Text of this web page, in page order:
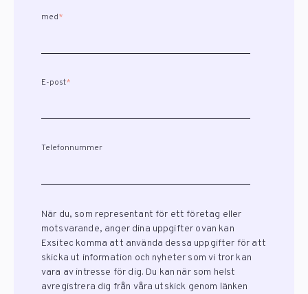
med*
E-post*
Telefonnummer
När du, som representant för ett företag eller
motsvarande, anger dina uppgifter ovan kan
Exsitec komma att använda dessa uppgifter för att
skicka ut information och nyheter som vi tror kan
vara av intresse för dig. Du kan när som helst
avregistrera dig från våra utskick genom länken